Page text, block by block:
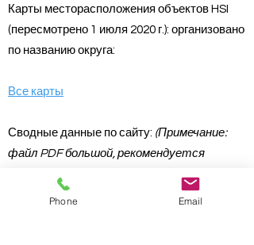
Карты месторасположения объектов HSI
(пересмотрено 1 июля 2020 г.): организовано
по названию округа:
Все карты
Сводные данные по сайту: (Примечание:
файл PDF большой, рекомендуется
загрузить его, а не просматривать)
Phone Email